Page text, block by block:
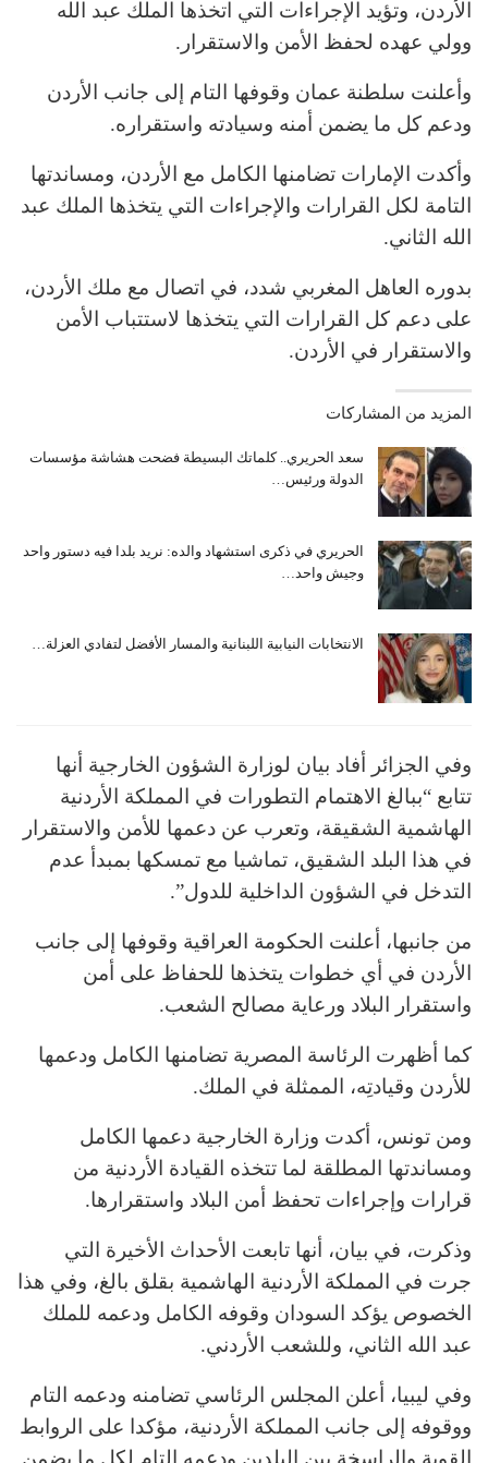
الأردن، وتؤيد الإجراءات التي اتخذها الملك عبد الله
وولي عهده لحفظ الأمن والاستقرار.
وأعلنت سلطنة عمان وقوفها التام إلى جانب الأردن
ودعم كل ما يضمن أمنه وسيادته واستقراره.
وأكدت الإمارات تضامنها الكامل مع الأردن، ومساندتها
التامة لكل القرارات والإجراءات التي يتخذها الملك عبد
الله الثاني.
بدوره العاهل المغربي شدد، في اتصال مع ملك الأردن،
على دعم كل القرارات التي يتخذها لاستتباب الأمن
والاستقرار في الأردن.
المزيد من المشاركات
سعد الحريري.. كلماتك البسيطة فضحت هشاشة مؤسسات
الدولة ورئيس…
الحريري في ذكرى استشهاد والده: نريد بلدا فيه دستور واحد
وجيش واحد…
الانتخابات النيابية اللبنانية والمسار الأفضل لتفادي العزلة…
وفي الجزائر أفاد بيان لوزارة الشؤون الخارجية أنها
تتابع “ببالغ الاهتمام التطورات في المملكة الأردنية
الهاشمية الشقيقة، وتعرب عن دعمها للأمن والاستقرار
في هذا البلد الشقيق، تماشيا مع تمسكها بمبدأ عدم
التدخل في الشؤون الداخلية للدول”.
من جانبها، أعلنت الحكومة العراقية وقوفها إلى جانب
الأردن في أي خطوات يتخذها للحفاظ على أمن
واستقرار البلاد ورعاية مصالح الشعب.
كما أظهرت الرئاسة المصرية تضامنها الكامل ودعمها
للأردن وقيادتِه، الممثلة في الملك.
ومن تونس، أكدت وزارة الخارجية دعمها الكامل
ومساندتها المطلقة لما تتخذه القيادة الأردنية من
قرارات وإجراءات تحفظ أمن البلاد واستقرارها.
وذكرت، في بيان، أنها تابعت الأحداث الأخيرة التي
جرت في المملكة الأردنية الهاشمية بقلق بالغ، وفي هذا
الخصوص يؤكد السودان وقوفه الكامل ودعمه للملك
عبد الله الثاني، وللشعب الأردني.
وفي ليبيا، أعلن المجلس الرئاسي تضامنه ودعمه التام
ووقوفه إلى جانب المملكة الأردنية، مؤكدا على الروابط
القوية والراسخة بين البلدين ودعمه التام لكل ما يضمن